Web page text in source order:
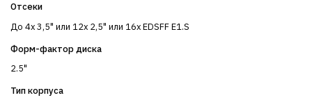
Отсеки
До 4x 3,5" или 12x 2,5" или 16x EDSFF E1.S
Форм-фактор диска
2.5"
Тип корпуса